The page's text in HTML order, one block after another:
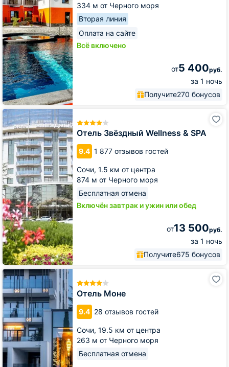
334 м от Черного моря
Вторая линия
Оплата на сайте
Всё включено
от5 400руб.
за 1 ночь
Получите270 бонусов
Отель Звёздный Wellness & SPA
9.4 1 877 отзывов гостей
Сочи, 1.5 км от центра
874 м от Черного моря
Бесплатная отмена
Включён завтрак и ужин или обед
от13 500руб.
за 1 ночь
Получите675 бонусов
Отель
Звёздный
Wellness
&
SPA
Отель Моне
9.4 28 отзывов гостей
Сочи, 19.5 км от центра
263 м от Черного моря
Бесплатная отмена
Отель
Моне